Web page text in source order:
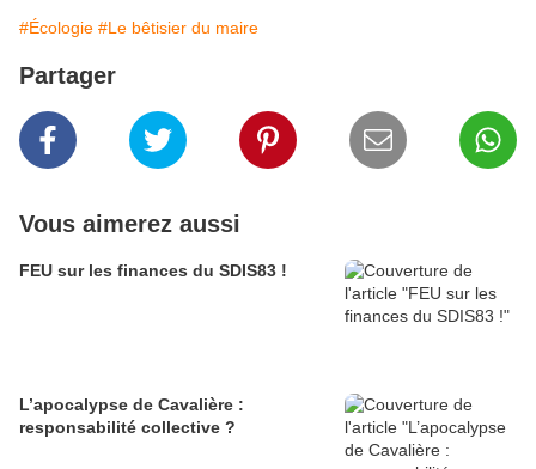
#Écologie #Le bêtisier du maire
Partager
Vous aimerez aussi
FEU sur les finances du SDIS83 !
L’apocalypse de Cavalière :
responsabilité collective ?